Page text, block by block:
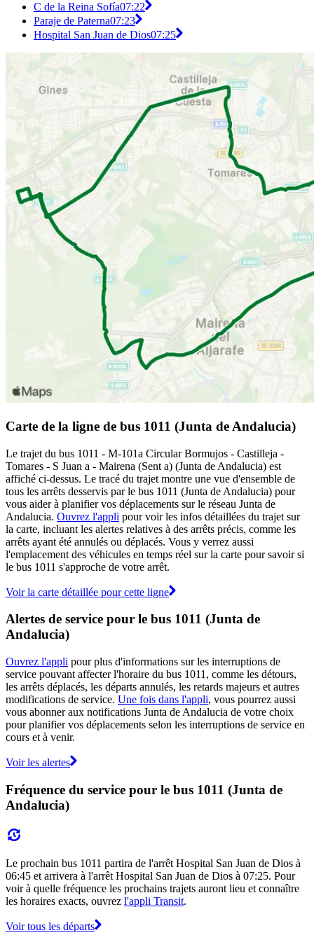
C de la Reina Sofía07:22
Paraje de Paterna07:23
Hospital San Juan de Dios07:25
Carte de la ligne de bus 1011 (Junta de Andalucia)
Le trajet du bus 1011 - M-101a Circular Bormujos - Castilleja -
Tomares - S Juan a - Mairena (Sent a) (Junta de Andalucia) est
affiché ci-dessus. Le tracé du trajet montre une vue d'ensemble de
tous les arrêts desservis par le bus 1011 (Junta de Andalucia) pour
vous aider à planifier vos déplacements sur le réseau Junta de
Andalucia. Ouvrez l'appli pour voir les infos détaillées du trajet sur
la carte, incluant les alertes relatives à des arrêts précis, comme les
arrêts ayant été annulés ou déplacés. Vous y verrez aussi
l'emplacement des véhicules en temps réel sur la carte pour savoir si
le bus 1011 s'approche de votre arrêt.
Voir la carte détaillée pour cette ligne
Alertes de service pour le bus 1011 (Junta de
Andalucia)
Ouvrez l'appli pour plus d'informations sur les interruptions de
service pouvant affecter l'horaire du bus 1011, comme les détours,
les arrêts déplacés, les départs annulés, les retards majeurs et autres
modifications de service. Une fois dans l'appli, vous pourrez aussi
vous abonner aux notifications Junta de Andalucia de votre choix
pour planifier vos déplacements selon les interruptions de service en
cours et à venir.
Voir les alertes
Fréquence du service pour le bus 1011 (Junta de
Andalucia)
Le prochain bus 1011 partira de l'arrêt Hospital San Juan de Dios à
06:45 et arrivera à l'arrêt Hospital San Juan de Dios à 07:25. Pour
voir à quelle fréquence les prochains trajets auront lieu et connaître
les horaires exacts, ouvrez l'appli Transit.
Voir tous les départs